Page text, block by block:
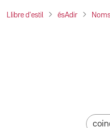
Llibre d'estil ésAdir